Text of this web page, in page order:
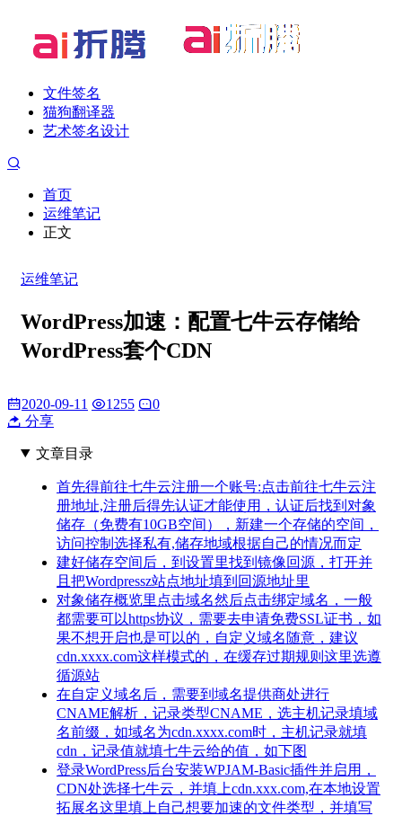
文件签名
猫狗翻译器
艺术签名设计
首页
运维笔记
正文
运维笔记
WordPress加速：配置七牛云存储给
WordPress套个CDN
2020-09-11 1255
0
分享
文章目录
首先得前往七牛云注册一个账号:点击前往七牛云注
册地址,注册后得先认证才能使用，认证后找到对象
储存（免费有10GB空间），新建一个存储的空间，
访问控制选择私有,储存地域根据自己的情况而定
建好储存空间后，到设置里找到镜像回源，打开并
且把Wordpressz站点地址填到回源地址里
对象储存概览里点击域名然后点击绑定域名，一般
都需要可以https协议，需要去申请免费SSL证书，如
果不想开启也是可以的，自定义域名随意，建议
cdn.xxxx.com这样模式的，在缓存过期规则这里选遵
循源站
在自定义域名后，需要到域名提供商处进行
CNAME解析，记录类型CNAME，选主机记录填域
名前缀，如域名为cdn.xxxx.com时，主机记录就填
cdn，记录值就填七牛云给的值，如下图
登录WordPress后台安装WPJAM-Basic插件并启用，
CDN处选择七牛云，并填上cdn.xxx.com,在本地设置
拓展名这里填上自己想要加速的文件类型，并填写